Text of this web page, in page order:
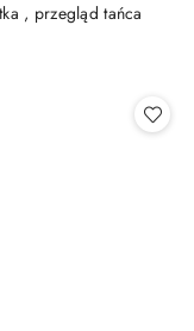
, przegląd tańca